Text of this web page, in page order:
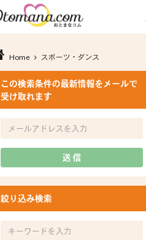
Home スポーツ・ダンス
この検索条件の最新情報をメールで
受け取れます
送 信
絞り込み検索